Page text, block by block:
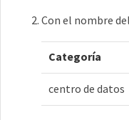
Con el nombre
Categoría
centro de datos